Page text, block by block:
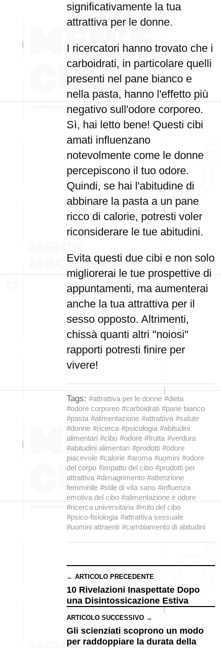
significativamente la tua
attrattiva per le donne.
I ricercatori hanno trovato che i
carboidrati, in particolare quelli
presenti nel pane bianco e
nella pasta, hanno l'effetto più
negativo sull'odore corporeo.
Sì, hai letto bene! Questi cibi
amati influenzano
notevolmente come le donne
percepiscono il tuo odore.
Quindi, se hai l'abitudine di
abbinare la pasta a un pane
ricco di calorie, potresti voler
riconsiderare le tue abitudini.
Evita questi due cibi e non solo
migliorerai le tue prospettive di
appuntamenti, ma aumenterai
anche la tua attrattiva per il
sesso opposto. Altrimenti,
chissà quanti altri "noiosi"
rapporti potresti finire per
vivere!
Tags: #attrattiva per le donne #dieta
#odore corporeo #carboidrati #pane bianco
#pasta #alimentazione #attrattiva #salute
#donne #ricerca #psicologia #abitudini
alimentari #cibo #odore #frutta #verdura
#abitudini alimentari #prodotti #odore
piacevole #calorie #aroma #uomini #odore
del corpo #impatto del cibo #prodotti per
attrattiva #dimagrimento #attenzione
femminile #stile di vita sano #influenza
emotiva del cibo #alimentazione e odore
#ricerca universitaria #mito del cibo
#psico-fisiologia #attrattiva sessuale
#uomini attraenti #cambiamento di abitudini
← ARTICOLO PRECEDENTE
10 Rivelazioni Inaspettate Dopo
una Disintossicazione Estiva
ARTICOLO SUCCESSIVO →
Gli scienziati scoprono un modo
per raddoppiare la durata della